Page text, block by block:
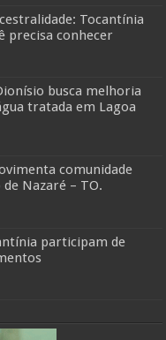
Tocantínia
precisa conhecer
busca melhoria
tratada em Lagoa
comunidade
Nazaré – TO.
participam de